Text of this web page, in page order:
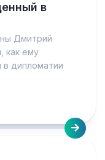
в
Дмитрий
как ему
в дипломатии